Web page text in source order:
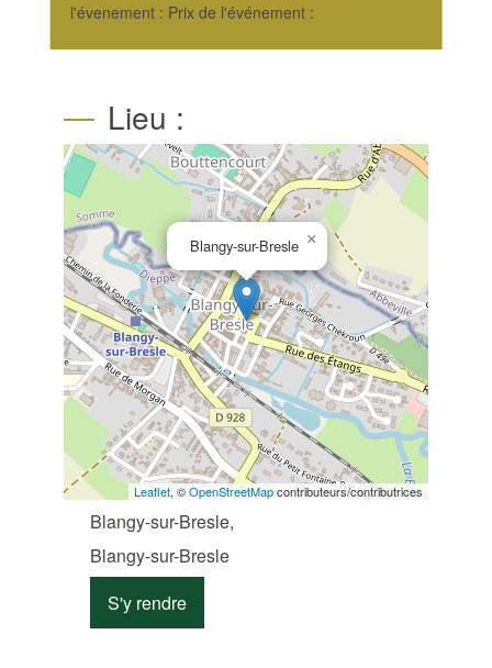
l'évenement : Prix de l'événement :
Lieu :
Blangy-sur-Bresle ×
Leaflet, ©OpenStreetMapcontributeurs/contributrices
Blangy-sur-Bresle,
Blangy-sur-Bresle
S'y rendre